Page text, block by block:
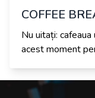
COFFEE
Nu uitați:
acest moment